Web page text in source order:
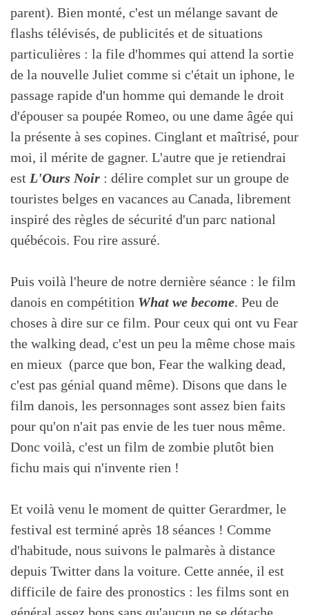
parent). Bien monté, c'est un mélange savant de
flashs télévisés, de publicités et de situations
particulières : la file d'hommes qui attend la sortie
de la nouvelle Juliet comme si c'était un iphone, le
passage rapide d'un homme qui demande le droit
d'épouser sa poupée Romeo, ou une dame âgée qui
la présente à ses copines. Cinglant et maîtrisé, pour
moi, il mérite de gagner. L'autre que je retiendrai
est L'Ours Noir : délire complet sur un groupe de
touristes belges en vacances au Canada, librement
inspiré des règles de sécurité d'un parc national
québécois. Fou rire assuré.
Puis voilà l'heure de notre dernière séance : le film
danois en compétition What we become. Peu de
choses à dire sur ce film. Pour ceux qui ont vu Fear
the walking dead, c'est un peu la même chose mais
en mieux (parce que bon, Fear the walking dead,
c'est pas génial quand même). Disons que dans le
film danois, les personnages sont assez bien faits
pour qu'on n'ait pas envie de les tuer nous même.
Donc voilà, c'est un film de zombie plutôt bien
fichu mais qui n'invente rien !
Et voilà venu le moment de quitter Gerardmer, le
festival est terminé après 18 séances ! Comme
d'habitude, nous suivons le palmarès à distance
depuis Twitter dans la voiture. Cette année, il est
difficile de faire des pronostics : les films sont en